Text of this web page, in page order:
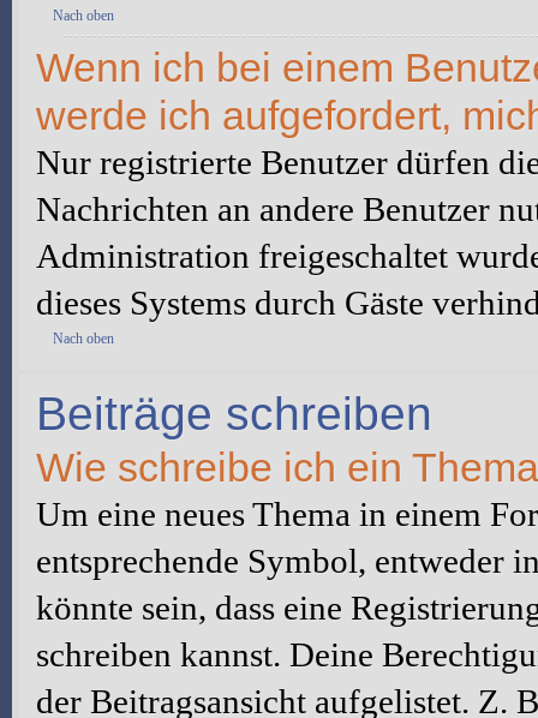
Nach oben
Wenn ich bei einem
werde ich aufgefordert,
Nur registrierte Benutzer dürfen
Nachrichten an andere Benutzer
Administration freigeschaltet
dieses Systems durch Gäste
Nach oben
Beiträge schreiben
Wie schreibe ich ein
Um eine neues Thema in einem
entsprechende Symbol, entweder
könnte sein, dass eine
schreiben kannst. Deine
der Beitragsansicht aufgelistet. Z.